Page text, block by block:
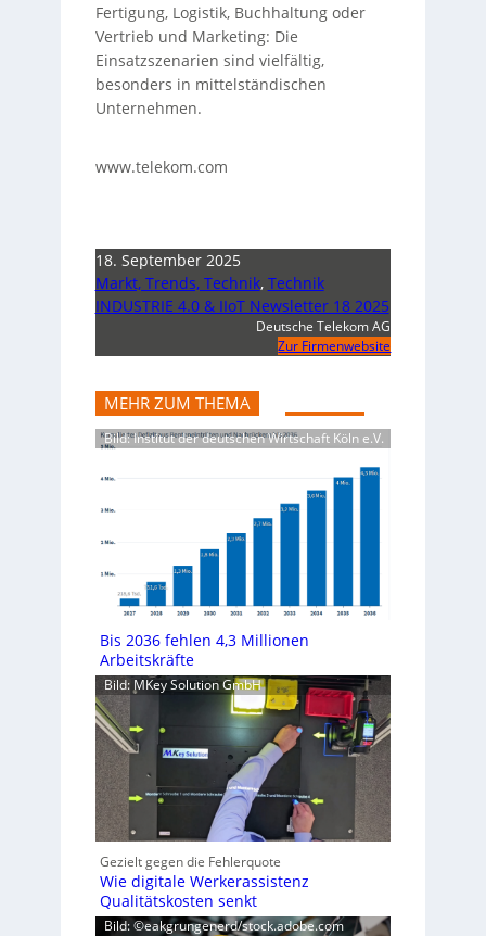
Fertigung, Logistik, Buchhaltung oder
Vertrieb und Marketing: Die
Einsatzszenarien sind vielfältig,
besonders in mittelständischen
Unternehmen.
www.telekom.com
18. September 2025
Markt, Trends, Technik, Technik
INDUSTRIE 4.0 & IIoT Newsletter 18 2025
Deutsche Telekom AG
Zur Firmenwebsite
MEHR ZUM THEMA
Bild: Institut der deutschen Wirtschaft Köln e.V.
Bis 2036 fehlen 4,3 Millionen
Arbeitskräfte
Bild: MKey Solution GmbH
Gezielt gegen die Fehlerquote
Wie digitale Werkerassistenz
Qualitätskosten senkt
Bild: ©eakgrungenerd/stock.adobe.com